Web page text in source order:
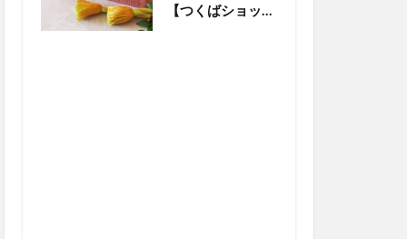
【つくばショッピ